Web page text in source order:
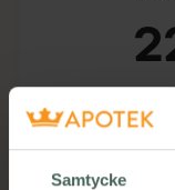
Samtycke